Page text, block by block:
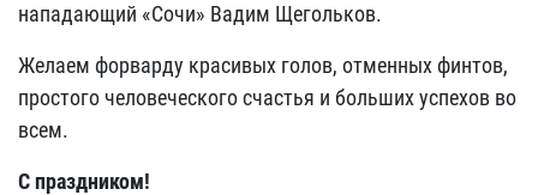
нападающий «Сочи» Вадим Щегольков.
Желаем форварду красивых голов, отменных финтов,
простого человеческого счастья и больших успехов во
всем.
С праздником!